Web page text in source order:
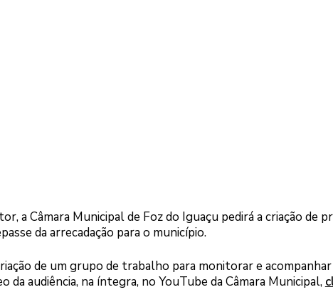
a Câmara Municipal de Foz do Iguaçu pedirá a criação de
da arrecadação para o município.
de um grupo de trabalho para monitorar e
da audiência, na íntegra, no YouTube da Câmara Municipal,